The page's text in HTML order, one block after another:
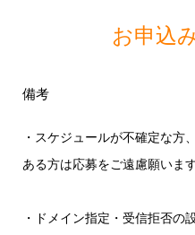
お申込
備考
・スケジュールが不確定な方
ある方は応募をご遠慮願います
・ドメイン指定・受信拒否の